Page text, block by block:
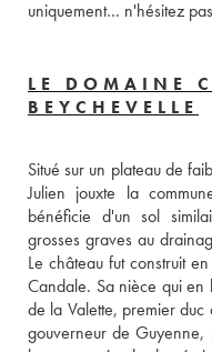
LE DOMAINE
BEYCHEVELLE
Situé sur un plateau de
Julien jouxte la
bénéficie d'un sol
grosses graves au
Le château fut construit
Candale. Sa nièce qui en
de la Valette, premier
gouverneur de